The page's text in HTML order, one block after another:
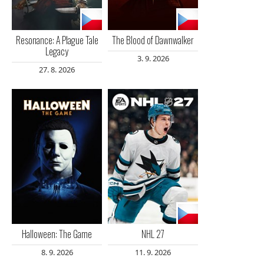
Resonance: A Plague Tale
Legacy
27. 8. 2026
The Blood of Dawnwalker
3. 9. 2026
Halloween: The Game
8. 9. 2026
NHL 27
11. 9. 2026